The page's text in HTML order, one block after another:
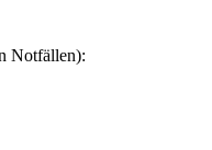
Notfällen):